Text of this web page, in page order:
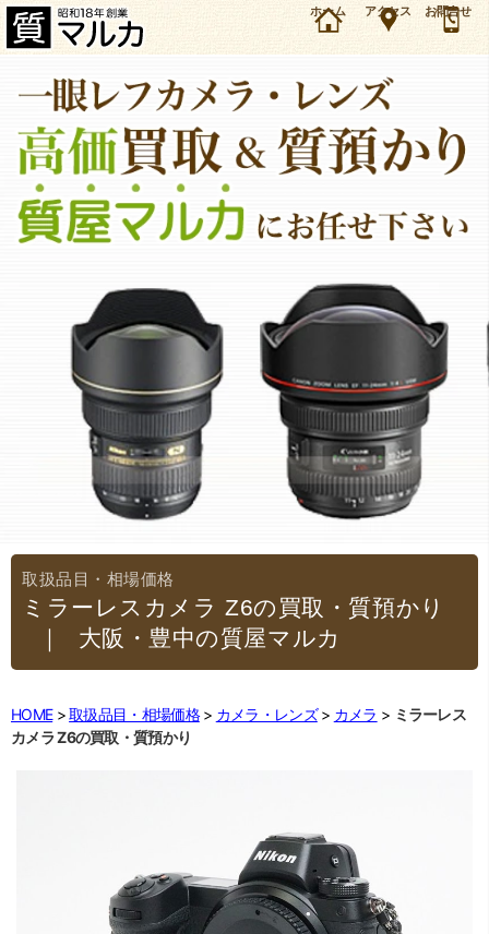
大阪・箕面市のお客様よりミラーレスカメラ Z6を4万5000円で買取・質預かりしました。ニコ
ン カメラの買取＆質預かり・質入れは大阪・豊中の質屋マルカにお任せ下さい。（2025年8月
時点の価格です）
ホーム アクセス お問合せ
ミラーレスカメラ Z6の買取・質預かり
｜大阪・豊中の質屋マルカ
HOME 取扱品目・相場価格 カメラ・レンズ カメラ
ミラーレス
カメラ Z6の買取・質預かり